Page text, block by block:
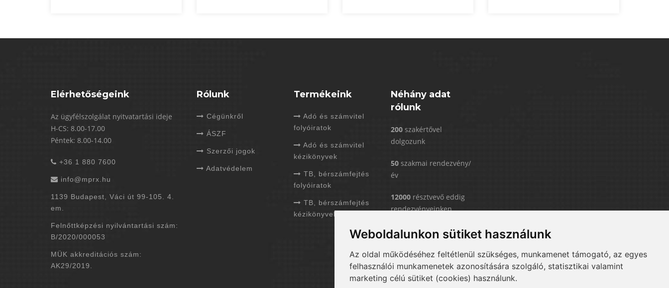
Weboldalunkon sütiket használunk
Az oldal működéséhez feltétlenül szükséges, munkamenet támogató, az egyes
felhasználói munkamenetek azonosítására szolgáló, statisztikai valamint
marketing célú sütiket (cookies) használunk.
Elérhetőségeink
Az ügyfélszolgálat nyitvatartási ideje
H-CS: 8.00-17.00
Péntek: 8.00-14.00
+36 1 880 7600
info@mprx.hu
1139 Budapest, Váci út 99-105. 4.
em.
Felnőttképzési nyilvántartási szám:
B/2020/000053
MÜK akkreditációs szám:
AK29/2019.
Rólunk
Cégünkről
ÁSZF
Szerzői jogok
Adatvédelem
Termékeink
Adó és számvitel
folyóiratok
Adó és számvitel
kézikönyvek
TB, bérszámfejtés
folyóiratok
TB, bérszámfejtés
kézikönyvek
Néhány adat
rólunk
200szakértővel
dolgozunk
50szakmai rendezvény/
év
12000résztvevő eddig
rendezvényeinken
6000 kérdést